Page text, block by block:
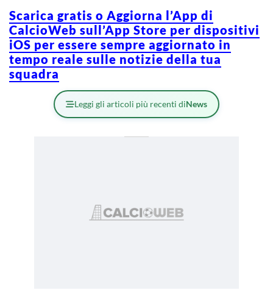
Scarica gratis o Aggiorna l’App di
CalcioWeb sull’App Store per dispositivi
iOS per essere sempre aggiornato in
tempo reale sulle notizie della tua
squadra
Leggi gli articoli più recenti diNews